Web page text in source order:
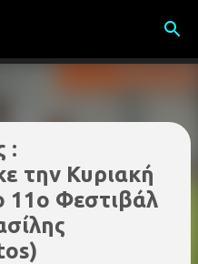
περιεχόμενο
:
την Κυριακή
11ο Φεστιβάλ